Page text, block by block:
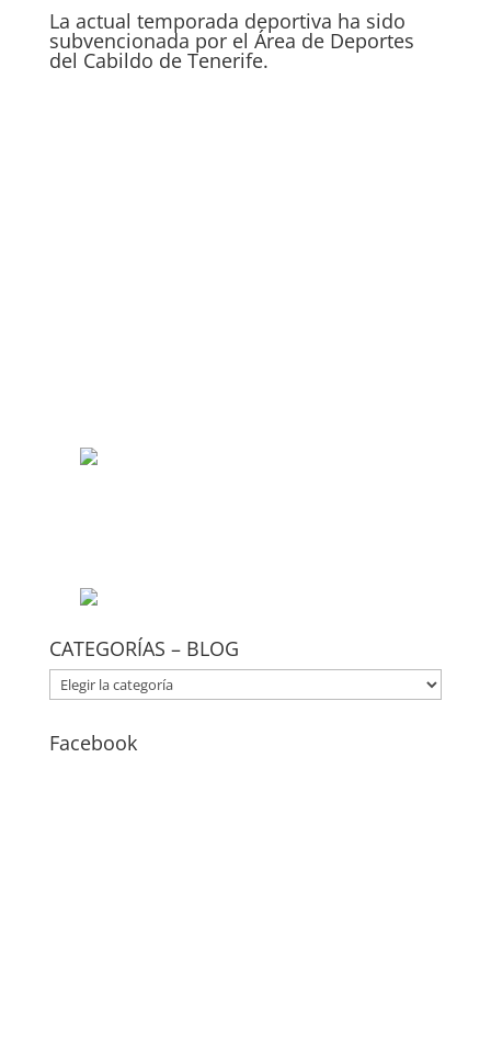
La actual temporada deportiva ha sido
subvencionada por el Área de Deportes
del Cabildo de Tenerife.
CATEGORÍAS – BLOG
CATEGORÍAS
–
Facebook